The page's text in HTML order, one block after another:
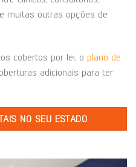
muitas outras opções de
cobertos por lei, o plano de
adicionais para ter
NO SEU ESTADO